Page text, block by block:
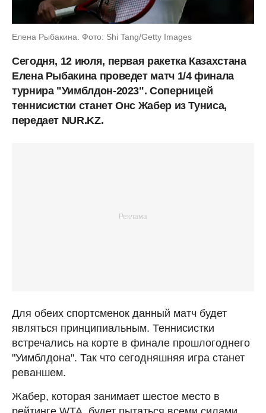
Елена Рыбакина. Фото: Shi Tang/Getty Images
Сегодня, 12 июля, первая ракетка Казахстана
Елена Рыбакина проведет матч 1/4 финала
турнира "Уимблдон-2023". Соперницей
теннисистки станет Онс Жабер из Туниса,
передает NUR.KZ.
Для обеих спортсменок данный матч будет
являться принципиальным. Теннисистки
встречались на корте в финале прошлогоднего
"Уимблдона". Так что сегодняшняя игра станет
реваншем.
Жабер, которая занимает шестое место в